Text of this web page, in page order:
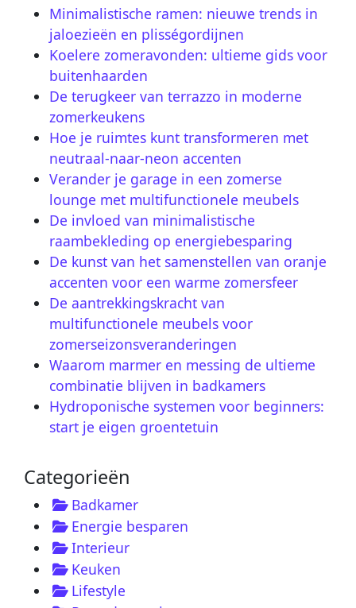
Minimalistische ramen: nieuwe trends in
jaloezieën en plisségordijnen
Koelere zomeravonden: ultieme gids voor
buitenhaarden
De terugkeer van terrazzo in moderne
zomerkeukens
Hoe je ruimtes kunt transformeren met
neutraal-naar-neon accenten
Verander je garage in een zomerse
lounge met multifunctionele meubels
De invloed van minimalistische
raambekleding op energiebesparing
De kunst van het samenstellen van oranje
accenten voor een warme zomersfeer
De aantrekkingskracht van
multifunctionele meubels voor
zomerseizonsveranderingen
Waarom marmer en messing de ultieme
combinatie blijven in badkamers
Hydroponische systemen voor beginners:
start je eigen groentetuin
Categorieën
Badkamer
Energie besparen
Interieur
Keuken
Lifestyle